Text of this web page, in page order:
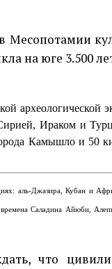
Месо­потамии
на юге 3.500
археологической
Ираком и
Камышло и 50
аль-Джазира, Кубан и
времена Саладина Айюби,
что